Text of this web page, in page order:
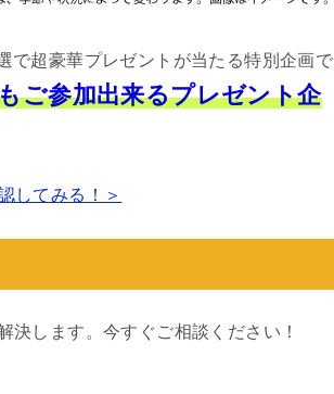
で超豪華プレゼントが当たる特別企画で
ご参加出来るプレゼント企
してみる！＞
します。今すぐご相談ください！